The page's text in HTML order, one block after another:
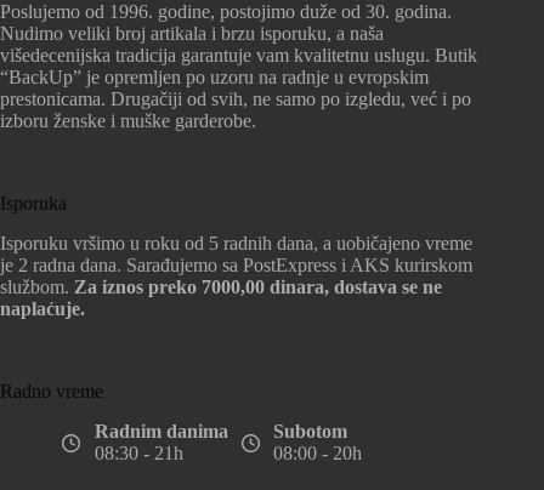
Poslujemo od 1996. godine, postojimo duže od 30. godina.
Nudimo veliki broj artikala i brzu isporuku, a naša
višedecenijska tradicija garantuje vam kvalitetnu uslugu. Butik
“BackUp” je opremljen po uzoru na radnje u evropskim
prestonicama. Drugačiji od svih, ne samo po izgledu, već i po
izboru ženske i muške garderobe.
Isporuka
Isporuku vršimo u roku od 5 radnih dana, a uobičajeno vreme
je 2 radna dana. Sarađujemo sa PostExpress i AKS kurirskom
službom. Za iznos preko 7000,00 dinara, dostava se ne
naplaćuje.
Radno vreme
Radnim danima
08:30 - 21h
Subotom
08:00 - 20h